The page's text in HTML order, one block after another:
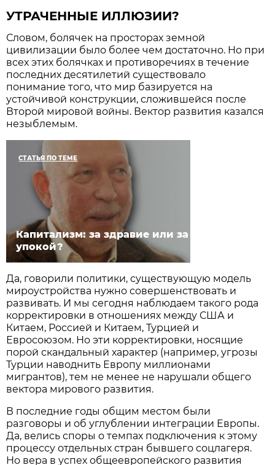
УТРАЧЕННЫЕ ИЛЛЮЗИИ?
Словом, болячек на просторах земной
цивилизации было более чем достаточно. Но при
всех этих болячках и противоречиях в течение
последних десятилетий существовало
понимание того, что мир базируется на
устойчивой конструкции, сложившейся после
Второй мировой войны. Вектор развития казался
незыблемым.
СТАТЬЯ ПО ТЕМЕ
Капитализм: за здравие или за
упокой?
Да, говорили политики, существующую модель
мироустройства нужно совершенствовать и
развивать. И мы сегодня наблюдаем такого рода
корректировки в отношениях между США и
Китаем, Россией и Китаем, Турцией и
Евросоюзом. Но эти корректировки, носящие
порой скандальный характер (например, угрозы
Турции наводнить Европу миллионами
мигрантов), тем не менее не нарушали общего
вектора мирового развития.
В последние годы общим местом были
разговоры и об углублении интеграции Европы.
Да, велись споры о темпах подключения к этому
процессу отдельных стран бывшего соцлагеря.
Но вера в успех общеевропейского развития